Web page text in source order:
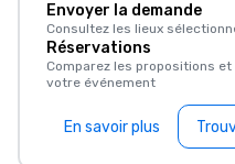
Envoyer la demande
Consultez les lieux
Réservations
Comparez les propositions
votre événement
En savoir plus